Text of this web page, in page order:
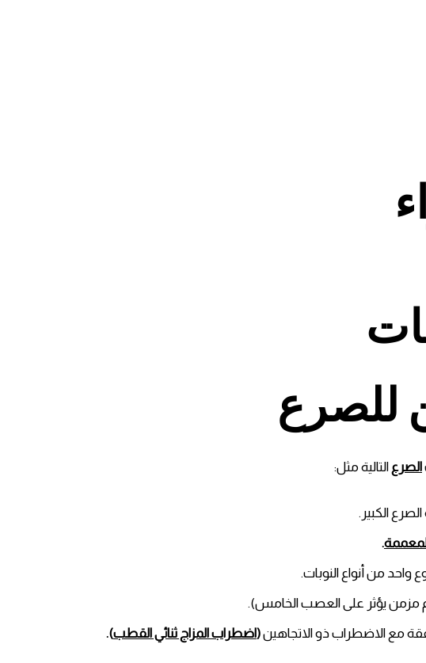
للصرع
الصرع التالية مثل:
الكبير.
.
واحد من أنواع النوبات.
مزمن يؤثر على العصب الخامس).
مع الاضطراب ذو الاتجاهين(اضطراب المزاج ثنائي القطب).